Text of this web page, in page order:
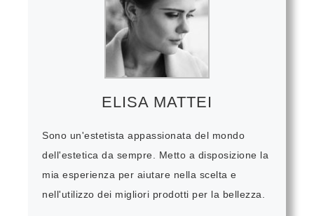
ELISA MATTEI
Sono un'estetista appassionata del mondo
dell'estetica da sempre. Metto a disposizione la
mia esperienza per aiutare nella scelta e
nell'utilizzo dei migliori prodotti per la bellezza.